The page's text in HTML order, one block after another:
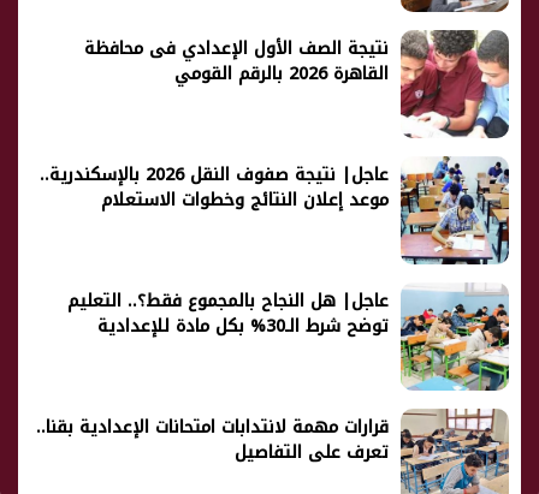
نتيجة الصف الأول الإعدادي فى محافظة
القاهرة 2026 بالرقم القومي
عاجل| نتيجة صفوف النقل 2026 بالإسكندرية..
موعد إعلان النتائج وخطوات الاستعلام
عاجل| هل النجاح بالمجموع فقط؟.. التعليم
توضح شرط الـ30% بكل مادة للإعدادية
قرارات مهمة لانتدابات امتحانات الإعدادية بقنا..
تعرف على التفاصيل